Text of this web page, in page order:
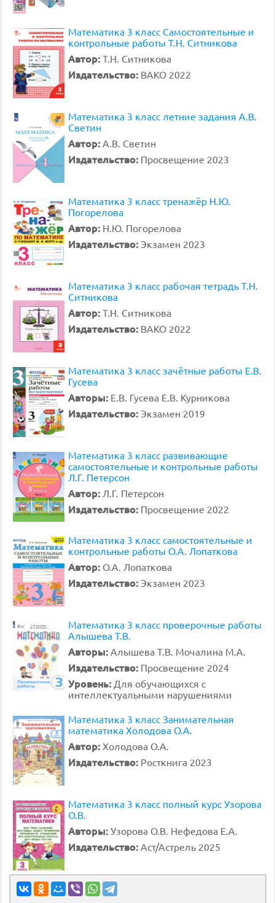
Математика 3 класс Самостоятельные и
контрольные работы Т.Н. Ситникова
Автор: Т.Н. Ситникова
Издательство: ВАКО 2022
Математика 3 класс летние задания А.В.
Светин
Автор: А.В. Светин
Издательство: Просвещение 2023
Математика 3 класс тренажёр Н.Ю.
Погорелова
Автор: Н.Ю. Погорелова
Издательство: Экзамен 2023
Математика 3 класс рабочая тетрадь Т.Н.
Ситникова
Автор: Т.Н. Ситникова
Издательство: ВАКО 2022
Математика 3 класс зачётные работы Е.В.
Гусева
Авторы: Е.В. Гусева Е.В. Курникова
Издательство: Экзамен 2019
Математика 3 класс развивающие
самостоятельные и контрольные работы
Л.Г. Петерсон
Автор: Л.Г. Петерсон
Издательство: Просвещение 2022
Математика 3 класс самостоятельные и
контрольные работы О.А. Лопаткова
Автор: О.А. Лопаткова
Издательство: Экзамен 2023
Математика 3 класс проверочные работы
Алышева Т.В.
Авторы: Алышева Т.В. Мочалина М.А.
Издательство: Просвещение 2024
Уровень: Для обучающихся с
интеллектуальными нарушениями
Математика 3 класс Занимательная
математика Холодова О.А.
Автор: Холодова О.А.
Издательство: Росткнига 2023
Математика 3 класс полный курс Узорова
О.В.
Авторы: Узорова О.В. Нефедова Е.А.
Издательство: Аст/Астрель 2025